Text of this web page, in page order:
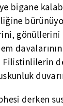
bigane
gönüllerini
derken